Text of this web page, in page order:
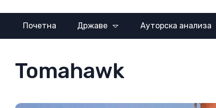
Почетна Државе Ауторска анализа
Tomahawk